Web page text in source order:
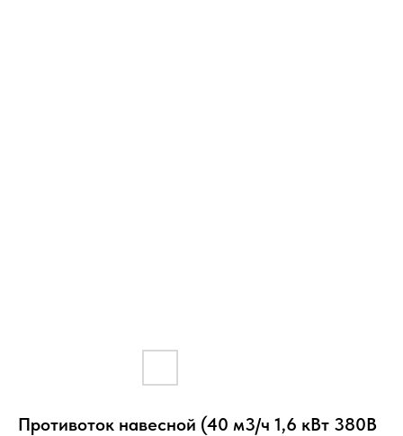
Противоток навесной (40 м3/ч 1,6 кВт 380B